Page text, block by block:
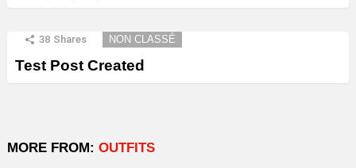
38 Shares NON CLASSÉ
Test Post Created
MORE FROM: OUTFITS